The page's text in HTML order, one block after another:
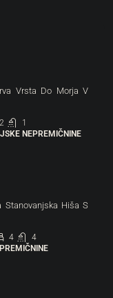
Vrsta Do Morja V
2
1
NEPREMIČNINE
Stanovanjska Hiša S
4
4